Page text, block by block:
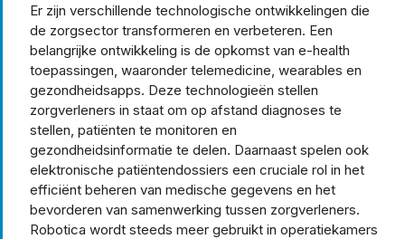
Er zijn verschillende technologische ontwikkelingen die
de zorgsector transformeren en verbeteren. Een
belangrijke ontwikkeling is de opkomst van e-health
toepassingen, waaronder telemedicine, wearables en
gezondheidsapps. Deze technologieën stellen
zorgverleners in staat om op afstand diagnoses te
stellen, patiënten te monitoren en
gezondheidsinformatie te delen. Daarnaast spelen ook
elektronische patiëntendossiers een cruciale rol in het
efficiënt beheren van medische gegevens en het
bevorderen van samenwerking tussen zorgverleners.
Robotica wordt steeds meer gebruikt in operatiekamers